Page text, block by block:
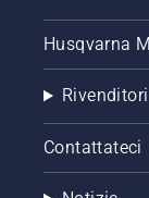
Husqvarna
Rivenditori
Contattateci